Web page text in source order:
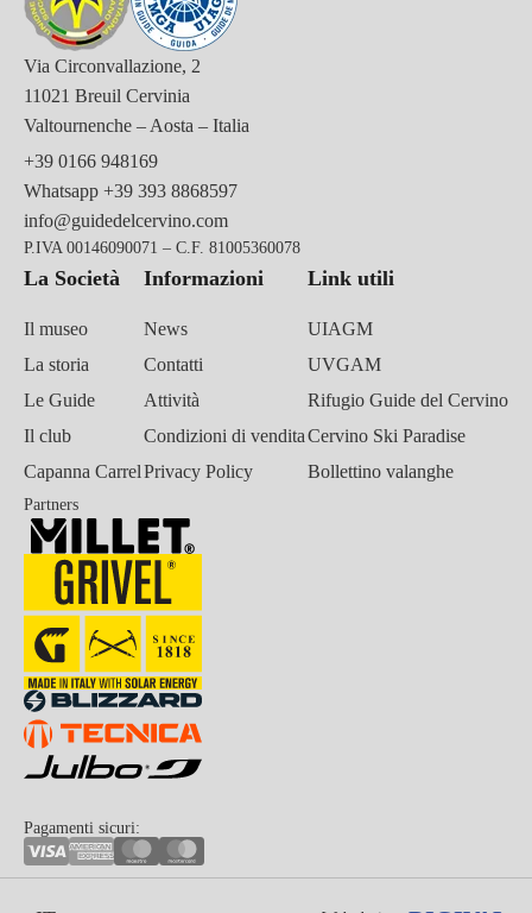
Via Circonvallazione, 2
11021 Breuil Cervinia
Valtournenche – Aosta – Italia
+39 0166 948169
Whatsapp +39 393 8868597
info@guidedelcervino.com
P.IVA 00146090071 – C.F. 81005360078
La Società
Il museo
La storia
Le Guide
Il club
Capanna Carrel
Informazioni
News
Contatti
Attività
Condizioni di vendita
Privacy Policy
Link utili
UIAGM
UVGAM
Rifugio Guide del Cervino
Cervino Ski Paradise
Bollettino valanghe
Partners
Pagamenti sicuri: